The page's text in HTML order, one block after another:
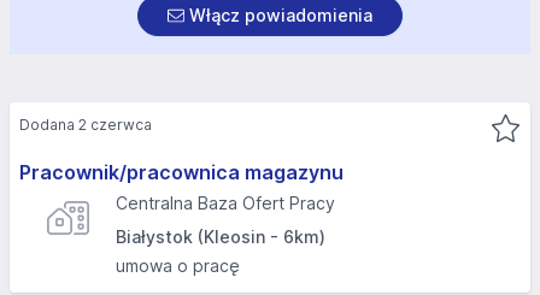
Włącz powiadomienia
Pracownik/pracownica magazynu
Centralna Baza Ofert Pracy
Białystok (Kleosin - 6km)
umowa o pracę
Dodana 2 czerwca